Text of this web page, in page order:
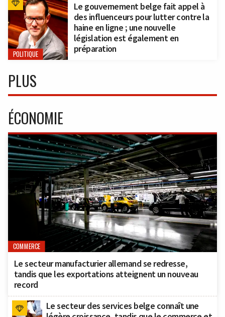
POLITIQUE
Le gouvernement belge fait appel à
des influenceurs pour lutter contre la
haine en ligne ; une nouvelle
législation est également en
préparation
PLUS
ÉCONOMIE
COMMERCE
Le secteur manufacturier allemand se redresse,
tandis que les exportations atteignent un nouveau
record
Le secteur des services belge connaît une